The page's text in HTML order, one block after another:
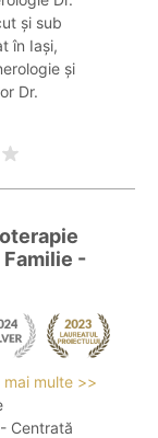
și sub
în Iași,
și
Dr.
-
mai multe >>
Centrată